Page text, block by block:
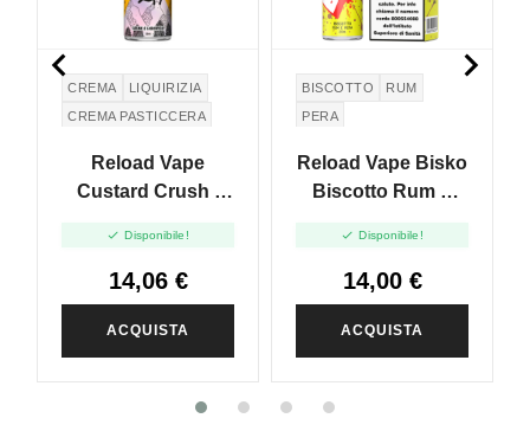
CREMA
LIQUIRIZIA
CREMA PASTICCERA
Reload Vape
Custard Crush -
 Disponibile!
14,06 €
ACQUISTA
BISCOTTO
RUM
PERA
Reload Vape Bisko
Biscotto Rum E
20 Ml
 Disponibile!
14,00 €
ACQUISTA
 